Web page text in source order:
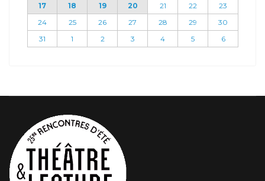
17
18 19 20 21 22
23
24
25 26 27 28 29
30
31
1 2 3 4 5 6